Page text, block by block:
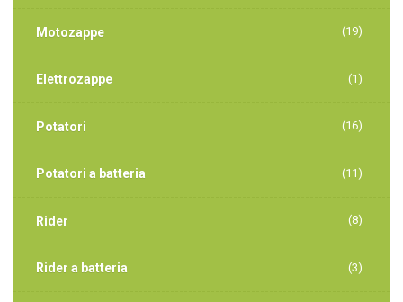
Motozappe (19)
Elettrozappe (1)
Potatori (16)
Potatori a batteria (11)
Rider (8)
Rider a batteria (3)